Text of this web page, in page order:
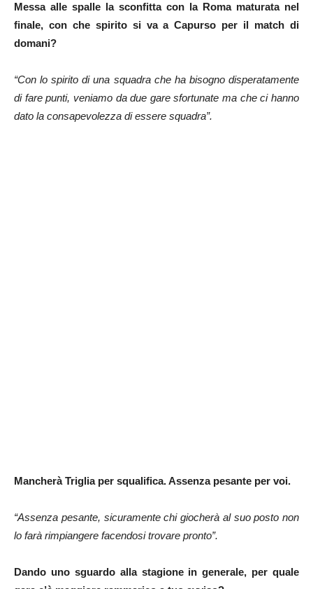
Messa alle spalle la sconfitta con la Roma maturata nel
finale, con che spirito si va a Capurso per il match di
domani?
“Con lo spirito di una squadra che ha bisogno disperatamente
di fare punti, veniamo da due gare sfortunate ma che ci hanno
dato la consapevolezza di essere squadra”.
Mancherà Triglia per squalifica. Assenza pesante per voi.
“Assenza pesante, sicuramente chi giocherà al suo posto non
lo farà rimpiangere facendosi trovare pronto”.
Dando uno sguardo alla stagione in generale, per quale